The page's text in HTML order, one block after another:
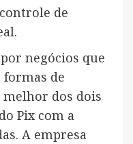
de
negócios que
de
dos dois
Pix com a
A empresa